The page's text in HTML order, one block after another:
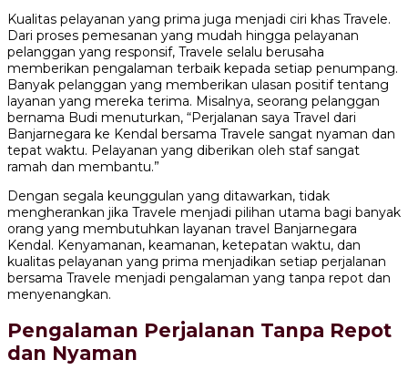
Kualitas pelayanan yang prima juga menjadi ciri khas Travele.
Dari proses pemesanan yang mudah hingga pelayanan
pelanggan yang responsif, Travele selalu berusaha
memberikan pengalaman terbaik kepada setiap penumpang.
Banyak pelanggan yang memberikan ulasan positif tentang
layanan yang mereka terima. Misalnya, seorang pelanggan
bernama Budi menuturkan, “Perjalanan saya Travel dari
Banjarnegara ke Kendal bersama Travele sangat nyaman dan
tepat waktu. Pelayanan yang diberikan oleh staf sangat
ramah dan membantu.”
Dengan segala keunggulan yang ditawarkan, tidak
mengherankan jika Travele menjadi pilihan utama bagi banyak
orang yang membutuhkan layanan travel Banjarnegara
Kendal. Kenyamanan, keamanan, ketepatan waktu, dan
kualitas pelayanan yang prima menjadikan setiap perjalanan
bersama Travele menjadi pengalaman yang tanpa repot dan
menyenangkan.
Pengalaman Perjalanan Tanpa Repot
dan Nyaman